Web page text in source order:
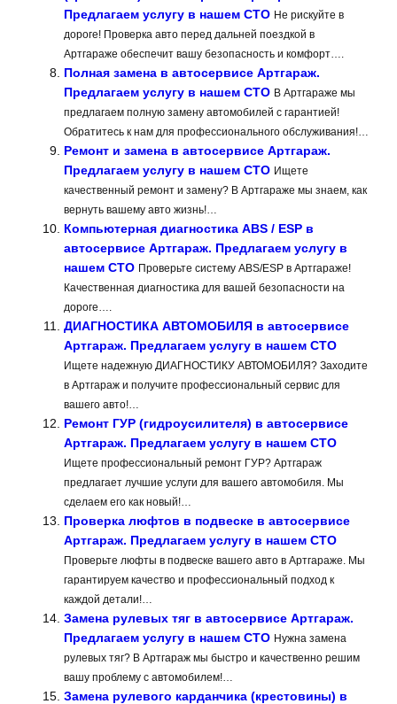
Предлагаем услугу в нашем СТО Не рискуйте в
дороге! Проверка авто перед дальней поездкой в
Артгараже обеспечит вашу безопасность и комфорт….
Полная замена в автосервисе Артгараж.
Предлагаем услугу в нашем СТО В Артгараже мы
предлагаем полную замену автомобилей с гарантией!
Обратитесь к нам для профессионального обслуживания!…
Ремонт и замена в автосервисе Артгараж.
Предлагаем услугу в нашем СТО Ищете
качественный ремонт и замену? В Артгараже мы знаем, как
вернуть вашему авто жизнь!…
Компьютерная диагностика ABS / ESP в
автосервисе Артгараж. Предлагаем услугу в
нашем СТО Проверьте систему ABS/ESP в Артгараже!
Качественная диагностика для вашей безопасности на
дороге….
ДИАГНОСТИКА АВТОМОБИЛЯ в автосервисе
Артгараж. Предлагаем услугу в нашем СТО
Ищете надежную ДИАГНОСТИКУ АВТОМОБИЛЯ? Заходите
в Артгараж и получите профессиональный сервис для
вашего авто!…
Ремонт ГУР (гидроусилителя) в автосервисе
Артгараж. Предлагаем услугу в нашем СТО
Ищете профессиональный ремонт ГУР? Артгараж
предлагает лучшие услуги для вашего автомобиля. Мы
сделаем его как новый!…
Проверка люфтов в подвеске в автосервисе
Артгараж. Предлагаем услугу в нашем СТО
Проверьте люфты в подвеске вашего авто в Артгараже. Мы
гарантируем качество и профессиональный подход к
каждой детали!…
Замена рулевых тяг в автосервисе Артгараж.
Предлагаем услугу в нашем СТО Нужна замена
рулевых тяг? В Артгараж мы быстро и качественно решим
вашу проблему с автомобилем!…
Замена рулевого карданчика (крестовины) в